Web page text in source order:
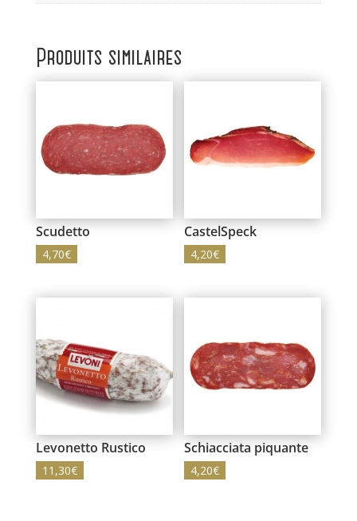
Produits similaires
Scudetto
4,70€
CastelSpeck
4,20€
Levonetto Rustico
11,30€
Schiacciata piquante
4,20€